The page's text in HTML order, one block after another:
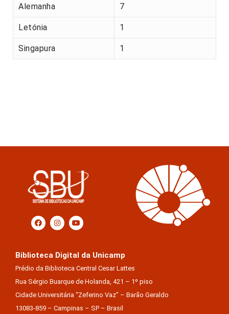
Alemanha 7
Letónia 1
Singapura 1
Biblioteca Digital da Unicamp
Prédio da Biblioteca Central Cesar Lattes
Rua Sérgio Buarque de Holanda, 421 – 1º piso
Cidade Universitária “Zeferino Vaz” – Barão Geraldo
13083-859 – Campinas – SP – Brasil